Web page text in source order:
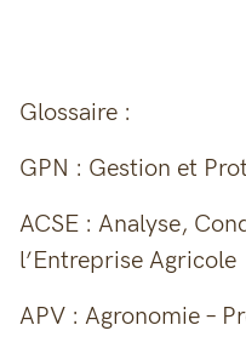
Glossaire :
GPN : Gestion et
ACSE : Analyse,
l’Entreprise Agricole
APV : Agronomie –